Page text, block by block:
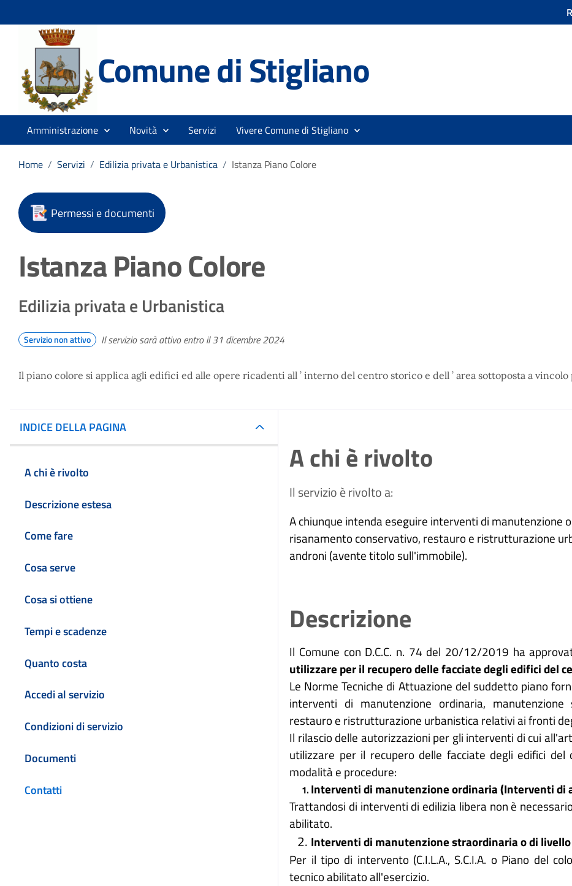
Comune di Stigliano
Amministrazione Novità Servizi Vivere Comune di Stigliano
Home / Servizi / Edilizia privata e Urbanistica / Istanza Piano Colore
Permessi e documenti
Istanza Piano Colore
Edilizia privata e Urbanistica
Servizio non attivo Il servizio sarà attivo entro il 31 dicembre 2024
Il piano colore si applica agli edifici ed alle opere ricadenti all ’ interno del centro storico e dell ’ area sottoposta a vincolo
INDICE DELLA PAGINA
A chi è rivolto
Descrizione estesa
Come fare
Cosa serve
Cosa si ottiene
Tempi e scadenze
Quanto costa
Accedi al servizio
Condizioni di servizio
Documenti
Contatti
A chi è rivolto
Il servizio è rivolto a:
A chiunque intenda eseguire interventi di manutenzione
risanamento conservativo, restauro e ristrutturazione
androni (avente titolo sull'immobile).
Descrizione
Il Comune con D.C.C. n. 74 del 20/12/2019 ha
utilizzare per il recupero delle facciate degli edifici del
Le Norme Tecniche di Attuazione del suddetto piano
interventi di manutenzione ordinaria, manutenzione
restauro e ristrutturazione urbanistica relativi ai fronti
Il rilascio delle autorizzazioni per gli interventi di cui
utilizzare per il recupero delle facciate degli edifici
modalità e procedure:
Interventi di manutenzione ordinaria (Interventi di
Trattandosi di interventi di edilizia libera non è
abilitato.
Interventi di manutenzione straordinaria o di
Per il tipo di intervento (C.I.L.A., S.C.I.A. o Piano del
tecnico abilitato all'esercizio.